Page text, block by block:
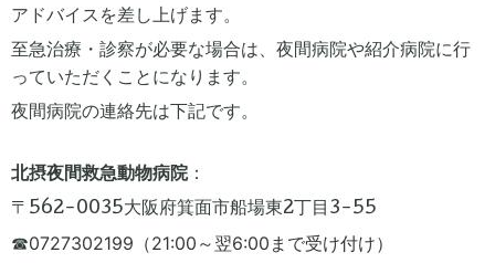
アドバイスを差し上げます。
至急治療・診察が必要な場合は、夜間病院や紹介病院に行
っていただくことになります。
夜間病院の連絡先は下記です。
北摂夜間救急動物病院：
〒 562-0035大阪府箕面市船場東2丁目3-55
☎0727302199（21:00～翌6:00まで受け付け）